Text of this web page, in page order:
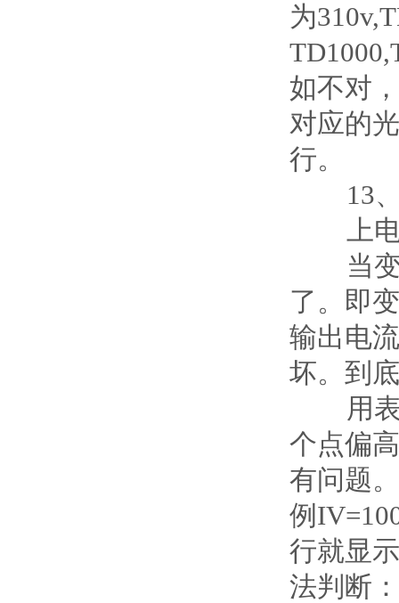
为
如不对
对应的
行。
13、
上电
当变
了。即
输出电
坏。到
用表
个点偏
有问题。
例
行就显
法判断